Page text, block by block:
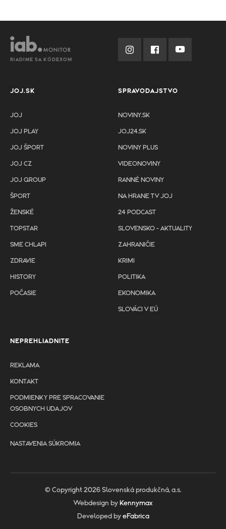
RIADIME SA KÓDEXOM
JOJ.SK
JOJ
JOJ PLAY
JOJ ŠPORT
JOJ CZ
JOJ GROUP
ŠPORT
ŽENSKÉ
TOPSTAR
SME CHLAPI
ZDRAVIE
HISTORY
POČASIE
SPRAVODAJSTVO
NOVINY.SK
JOJ24.SK
NOVINY PLUS
VIDEONOVINY
RANNÉ NOVINY
NA HRANE TV JOJ
24 PODCAST
SLOVENSKO - AKTUALITY
ZAHRANIČIE
KRIMI
POLITIKA
EKONOMIKA
SLOVÁCI V EÚ
NEPREHLIADNITE
REKLAMA
KONTAKT
PODMIENKY PRE SPRACOVANIE
OSOBNYCH UDAJOV
COOKIES
NASTAVENIA SÚKROMIA
© Copyright 2026 Slovenská produkčná, a.s.
Webdesign by Kennymax
Developed by eFabrica